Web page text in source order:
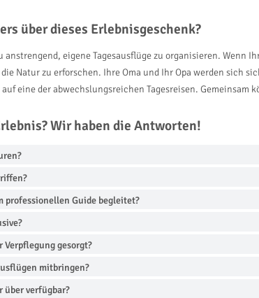
über dieses Erlebnisgeschenk?
anstrengend, eigene Tagesausflüge zu organisieren.
Natur zu erforschen. Ihre Oma und Ihr Opa werden sich
eine der abwechslungsreichen Tagesreisen.
Wir haben die Antworten!
professionellen Guide begleitet?
Verpflegung gesorgt?
mitbringen?
über verfügbar?